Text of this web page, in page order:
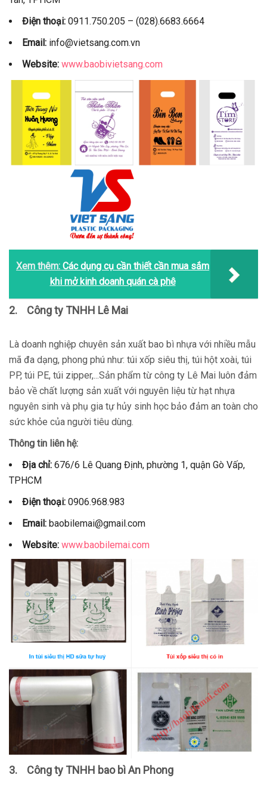
Điện thoại: 0911.750.205 – (028).6683.6664
Email: info@vietsang.com.vn
Website: www.baobivietsang.com
Xem thêm: Các dụng cụ cần thiết cần mua sắm
khi mở kinh doanh quán cà phê
2. Công ty TNHH Lê Mai
Là doanh nghiệp chuyên sản xuất bao bì nhựa với nhiều mẫu
mã đa dạng, phong phú như: túi xốp siêu thị, túi hột xoài, túi
PP, túi PE, túi zipper,...Sản phẩm từ công ty Lê Mai luôn đảm
bảo về chất lượng sản xuất với nguyên liệu từ hạt nhựa
nguyên sinh và phụ gia tự hủy sinh học bảo đảm an toàn cho
sức khỏe của người tiêu dùng.
Thông tin liên hệ:
Địa chỉ: 676/6 Lê Quang Định, phường 1, quận Gò Vấp,
TPHCM
Điện thoại: 0906.968.983
Email: baobilemai@gmail.com
Website: www.baobilemai.com
3. Công ty TNHH bao bì An Phong